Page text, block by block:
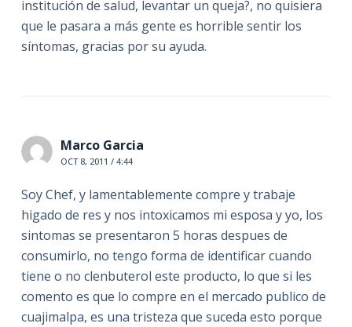
institución de salud, levantar un queja?, no quisiera
que le pasara a más gente es horrible sentir los
síntomas, gracias por su ayuda.
Marco Garcia
OCT 8, 2011 / 4:44
Soy Chef, y lamentablemente compre y trabaje
higado de res y nos intoxicamos mi esposa y yo, los
sintomas se presentaron 5 horas despues de
consumirlo, no tengo forma de identificar cuando
tiene o no clenbuterol este producto, lo que si les
comento es que lo compre en el mercado publico de
cuajimalpa, es una tristeza que suceda esto porque